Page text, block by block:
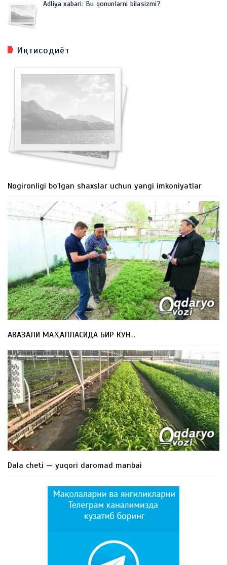
Adliya xabari: Bu qonunlarni bilasizmi?
Иқтисодиёт
Nogironligi bo'lgan shaxslar uchun yangi imkoniyatlar
АВАЗАЛИ МАҲАЛЛАСИДА БИР КУН…
Dala cheti — yuqori daromad manbai